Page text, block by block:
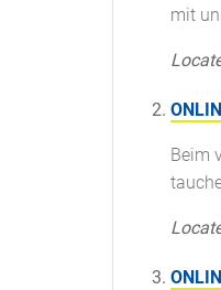
mit
Beim